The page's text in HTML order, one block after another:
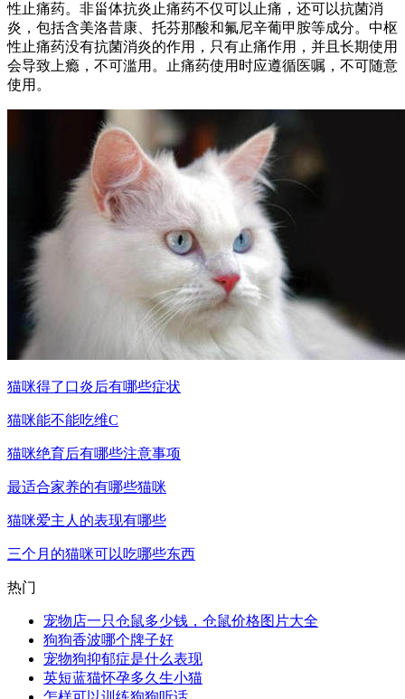
性止痛药。非甾体抗炎止痛药不仅可以止痛，还可以抗菌消
炎，包括含美洛昔康、托芬那酸和氟尼辛葡甲胺等成分。中枢
性止痛药没有抗菌消炎的作用，只有止痛作用，并且长期使用
会导致上瘾，不可滥用。止痛药使用时应遵循医嘱，不可随意
使用。
猫咪得了口炎后有哪些症状
猫咪能不能吃维C
猫咪绝育后有哪些注意事项
最适合家养的有哪些猫咪
猫咪爱主人的表现有哪些
三个月的猫咪可以吃哪些东西
热门
宠物店一只仓鼠多少钱，仓鼠价格图片大全
狗狗香波哪个牌子好
宠物狗抑郁症是什么表现
英短蓝猫怀孕多久生小猫